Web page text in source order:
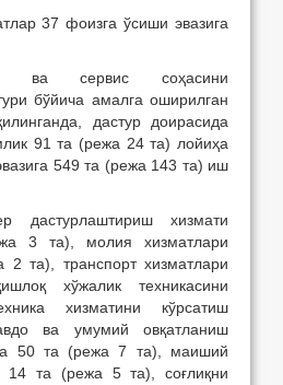
37 фоизга ўсиши эвазига
ва сервис соҳасини
бўйича амалга оширилган
дастур доирасида
91 та (режа 24 та) лойиҳа
549 та (режа 143 та) иш
дастурлаштириш хизмати
3 та), молия хизматлари
та), транспорт хизматлари
хўжалик техникасини
хизматини кўрсатиш
ва умумий овқатланиш
50 та (режа 7 та), маиший
14 та (режа 5 та), соғлиқни